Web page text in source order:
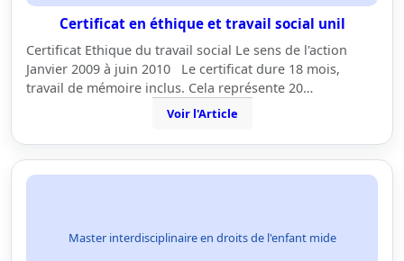
Certificat en éthique et travail social unil
Certificat Ethique du travail social Le sens de l'action
Janvier 2009 à juin 2010 Le certificat dure 18 mois,
travail de mémoire inclus. Cela représente 20…
Voir l'Article
Master interdisciplinaire en droits de l'enfant mide